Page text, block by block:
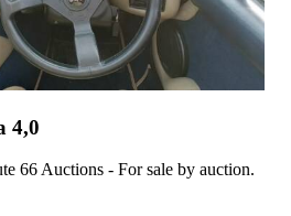
4,0
66 Auctions - For sale by auction.